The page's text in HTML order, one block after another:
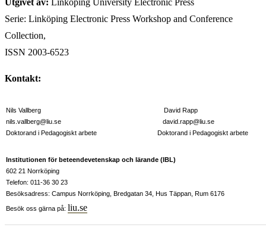
Serie: Linköping Electronic Press Workshop and Conference
Collection,
ISSN 2003-6523
Kontakt:
Nils Vallberg David Rapp
nils.vallberg@liu.se david.rapp@liu.se
Doktorand i Pedagogiskt arbete Doktorand i Pedagogiskt arbete
Institutionen för beteendevetenskap och lärande (IBL)
602 21 Norrköping
Telefon: 011-36 30 23
Besöksadress: Campus Norrköping, Bredgatan 34, Hus Täppan, Rum 6176
Besök oss gärna på: liu.se